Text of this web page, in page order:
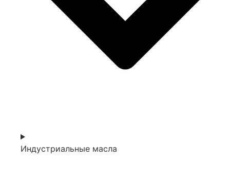
Индустриальные масла